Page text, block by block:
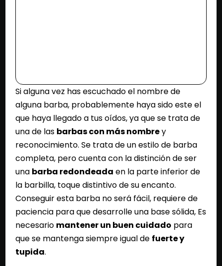
Si alguna vez has escuchado el nombre de
alguna barba, probablemente haya sido este el
que haya llegado a tus oídos, ya que se trata de
una de las barbas con más nombrey
reconocimiento. Se trata de un estilo de barba
completa, pero cuenta con la distinción de ser
una barba redondeada en la parte inferior de
la barbilla, toque distintivo de su encanto.
Conseguir esta barba no será fácil, requiere de
paciencia para que desarrolle una base sólida, Es
necesario mantener un buen cuidado para
que se mantenga siempre igual de fuerte y
tupida.